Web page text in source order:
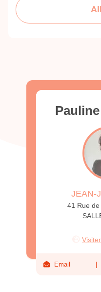
JEAN-
41 Rue
Email